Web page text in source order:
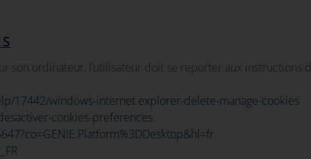
son ordinateur, l’utilisateur doit se reporter aux instructions
17442/windows-internet explorer-delete-manage-cookies
cookies-preferences